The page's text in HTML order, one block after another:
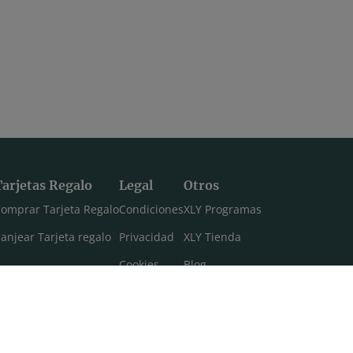
Regalo
Tarjeta Regalo
Tarjeta regalo
Legal
Condiciones
Privacidad
Cookies
Otros
XLY Programas
XLY Tienda
Blog